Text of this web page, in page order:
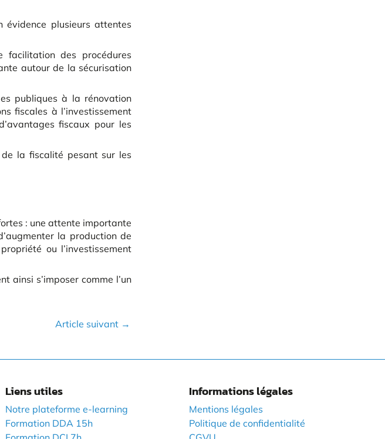
plusieurs attentes
facilitation des procédures
autour de la sécurisation
publiques à la rénovation
fiscales à l’investissement
fiscaux pour les
la fiscalité pesant sur les
: une attente importante
la production de
ou l’investissement
ainsi s’imposer comme l’un
Article suivant →
Liens utiles
Notre plateforme e-learning
Formation DDA 15h
Informations légales
Mentions légales
Politique de confidentialité